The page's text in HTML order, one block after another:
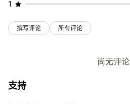
1
撰写评论 所有评论
尚无评论
支持